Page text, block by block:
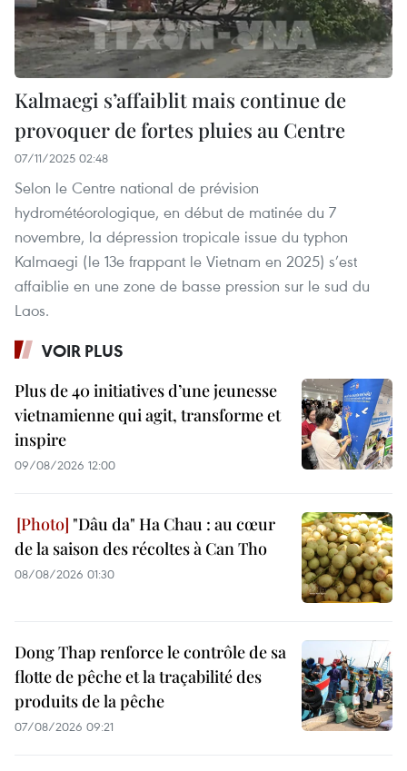
Kalmaegi s’affaiblit mais continue de
provoquer de fortes pluies au Centre
07/11/2025 02:48
Selon le Centre national de prévision
hydrométéorologique, en début de matinée du 7
novembre, la dépression tropicale issue du typhon
Kalmaegi (le 13e frappant le Vietnam en 2025) s’est
affaiblie en une zone de basse pression sur le sud du
Laos.
VOIR PLUS
Plus de 40 initiatives d’une jeunesse
vietnamienne qui agit, transforme et
inspire
09/08/2026 12:00
"Dâu da" Ha Chau : au cœur
de la saison des récoltes à Can Tho
08/08/2026 01:30
Dong Thap renforce le contrôle de sa
flotte de pêche et la traçabilité des
produits de la pêche
07/08/2026 09:21